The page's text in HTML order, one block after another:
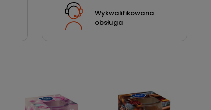
Wykwalifikowana
obsługa